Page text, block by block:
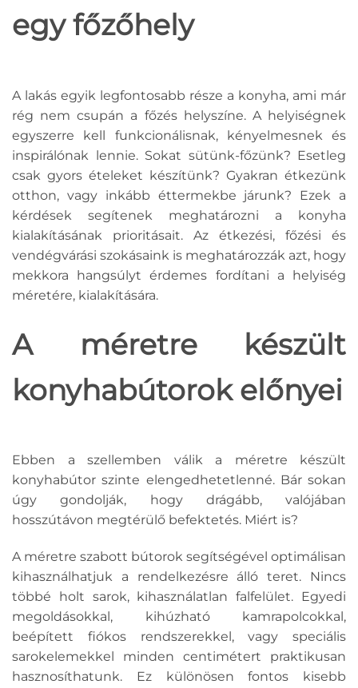
egy főzőhely
A lakás egyik legfontosabb része a konyha, ami már
rég nem csupán a főzés helyszíne. A helyiségnek
egyszerre kell funkcionálisnak, kényelmesnek és
inspirálónak lennie. Sokat sütünk-főzünk? Esetleg
csak gyors ételeket készítünk? Gyakran étkezünk
otthon, vagy inkább éttermekbe járunk? Ezek a
kérdések segítenek meghatározni a konyha
kialakításának prioritásait. Az étkezési, főzési és
vendégvárási szokásaink is meghatározzák azt, hogy
mekkora hangsúlyt érdemes fordítani a helyiség
méretére, kialakítására.
A méretre készült
konyhabútorok előnyei
Ebben a szellemben válik a méretre készült
konyhabútor szinte elengedhetetlenné. Bár sokan
úgy gondolják, hogy drágább, valójában
hosszútávon megtérülő befektetés. Miért is?
A méretre szabott bútorok segítségével optimálisan
kihasználhatjuk a rendelkezésre álló teret. Nincs
többé holt sarok, kihasználatlan falfelület. Egyedi
megoldásokkal, kihúzható kamrapolcokkal,
beépített fiókos rendszerekkel, vagy speciális
sarokelemekkel minden centimétert praktikusan
hasznosíthatunk. Ez különösen fontos kisebb